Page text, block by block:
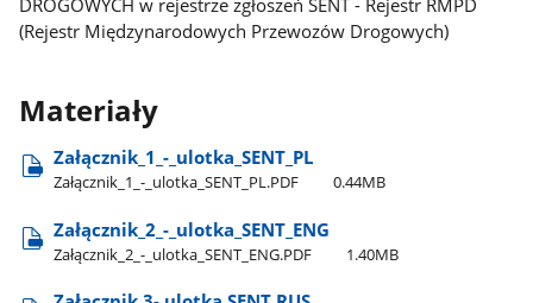
DROGOWYCH w rejestrze zgłoszeń SENT - Rejestr RMPD
(Rejestr Międzynarodowych Przewozów Drogowych)
Materiały
Załącznik​_1​_-​_ulotka​_SENT​_PL
Załącznik​_1​_-​_ulotka​_SENT​_PL.PDF 0.44MB
Załącznik​_2​_-​_ulotka​_SENT​_ENG
Załącznik​_2​_-​_ulotka​_SENT​_ENG.PDF 1.40MB